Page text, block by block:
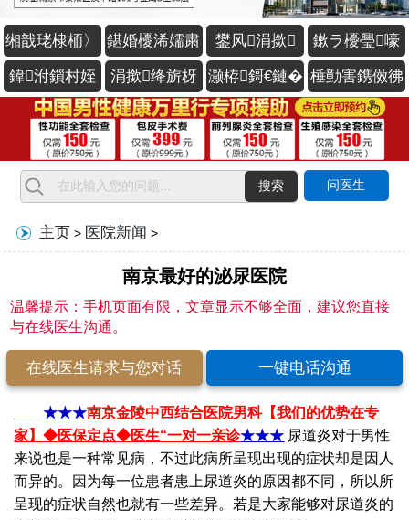
缃戠珯棣栭〉 鍖婚櫌浠嬬粛 鐢风涓撳 鏉ラ櫌璺嚎
鍏泭鎻村姪 涓撳绛旂枒 灏栫鎶€鏈� 棰勭害鎸傚彿
搜索 问医生
主页 > 医院新闻 >
南京最好的泌尿医院
温馨提示：手机页面有限，文章显示不够全面，建议您直接
与在线医生沟通。
在线医生请求与您对话 一键电话沟通
★★★南京金陵中西结合医院男科【我们的优势在专
家】◆医保定点◆医生“一对一亲诊★★★ 尿道炎对于男性
来说也是一种常见病，不过此病所呈现出现的症状却是因人
而异的。因为每一位患者患上尿道炎的原因都不同，所以所
呈现的症状自然也就有一些差异。若是大家能够对尿道炎的